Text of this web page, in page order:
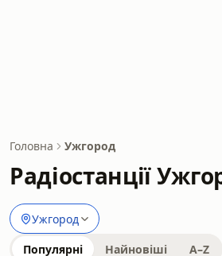
Головна Ужгород
Радіостанції
Ужгород
Популярні Найновіші A–Z